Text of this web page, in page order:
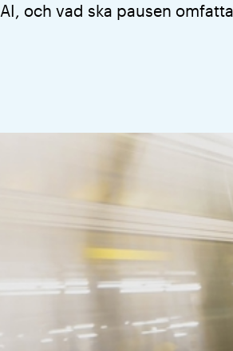
och vad ska pausen